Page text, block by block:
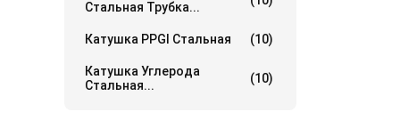
Стальная Трубка...
Катушка PPGI Стальная (10)
Катушка Углерода
Стальная...
(10)